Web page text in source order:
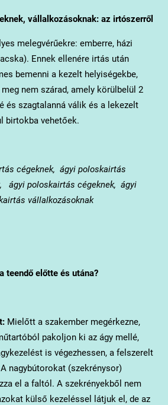
vállalkozásoknak: az irtószerről
melegvérűekre: emberre, házi
Ennek ellenére irtás után
bemenni a kezelt helyiségekbe,
nem szárad, amely körülbelül 2
és szagtalanná válik és a lekezelt
birtokba vehetőek.
cégeknek, ágyi poloskairtás
ágyi poloskairtás cégeknek, ágyi
vállalkozásoknak
teendő előtte és utána?
Mielőtt a szakember megérkezne,
pakoljon ki az ágy mellé,
is végezhessen, a felszerelt
nagybútorokat (szekrénysor)
el a faltól. A szekrényekből nem
külső kezeléssel látjuk el, de az